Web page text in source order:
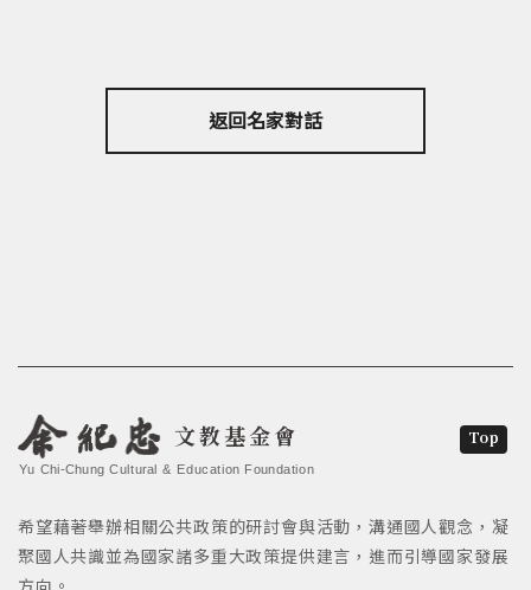
返回名家對話
文教基金會
Yu Chi-Chung Cultural & Education Foundation
希望藉著舉辦相關公共政策的研討會與活動，溝通國人觀念，凝
聚國人共識並為國家諸多重大政策提供建言，進而引導國家發展
方向。
Top